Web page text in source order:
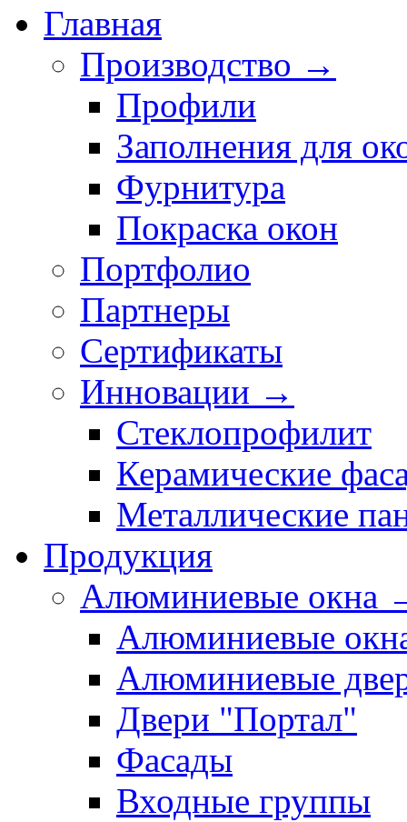
Главная
Производство →
Профили
Заполнения для
Фурнитура
Покраска окон
Портфолио
Партнеры
Сертификаты
Инновации →
Стеклопрофилит
Керамические
Металлические
Продукция
Алюминиевые окна
Алюминиевые
Алюминиевые
Двери "Портал"
Фасады
Входные группы